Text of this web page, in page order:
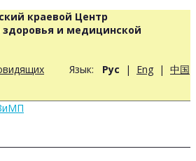
краевой Центр
здоровья и медицинской
Язык: Рус | Eng | 中国